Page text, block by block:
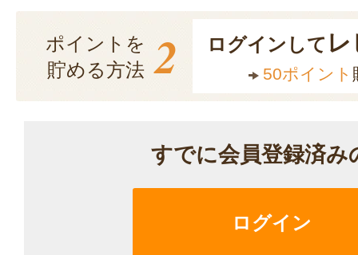
ポイントを
貯める方法 2 ログインして
50ポイント
すでに会員登録済み
ログイン